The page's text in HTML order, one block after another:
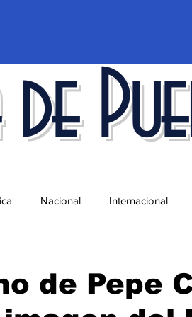
Nacional Internacional
de Pepe